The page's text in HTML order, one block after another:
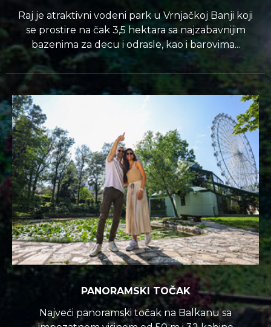
Raj je atraktivni vodeni park u Vrnjačkoj Banji koji
se prostire na čak 3,5 hektara sa najzabavnijim
bazenima za decu i odrasle, kao i barovima...
PANORAMSKI TOČAK
Najveći panoramski točak na Balkanu sa